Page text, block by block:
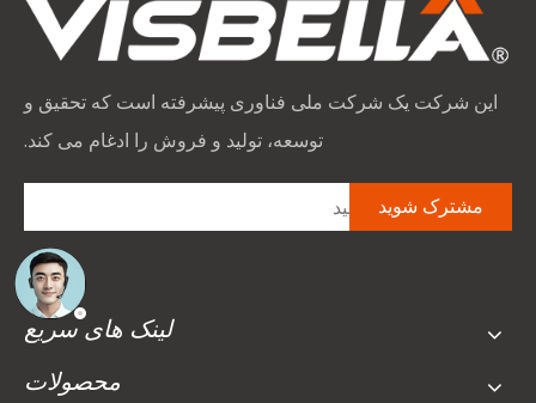
این شرکت یک شرکت ملی فناوری پیشرفته است که تحقیق و
توسعه، تولید و فروش را ادغام می کند.
مشترک شوید
لینک های سریع
محصولات